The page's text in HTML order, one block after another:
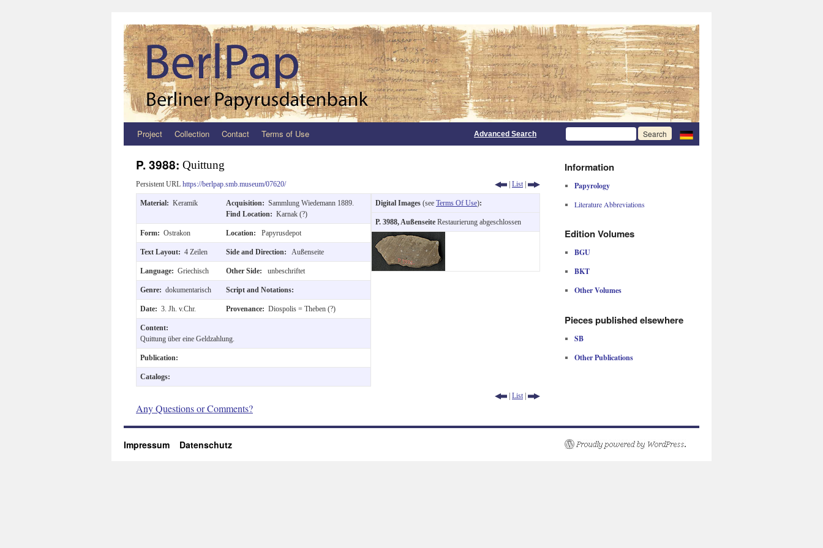
Zum
springen
Project Collection Contact Terms of Use Advanced Search
P. 3988: Quittung
Persistent URL https://berlpap.smb.museum/07620/ | List |
Material: Keramik Acquisition: Sammlung Wiedemann 1889.
Find Location: Karnak (?)
Form: Ostrakon Location: Papyrusdepot
Text Layout: 4 Zeilen Side and Direction: Außenseite
Language: Griechisch Other Side: unbeschriftet
Genre: dokumentarisch Script and Notations:
Date: 3. Jh. v.Chr. Provenance: Diospolis = Theben (?)
Content:
Quittung über eine Geldzahlung.
Publication:
Catalogs:
Digital Images (see Terms Of Use):
P. 3988, Außenseite Restaurierung abgeschlossen
| List |
Any Questions or Comments?
Information
Papyrology
Literature Abbreviations
Edition Volumes
BGU
BKT
Other Volumes
Pieces published elsewhere
SB
Other Publications
Impressum Datenschutz